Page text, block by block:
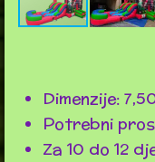
Dimenzije:
Potrebni
Za 10 do 12